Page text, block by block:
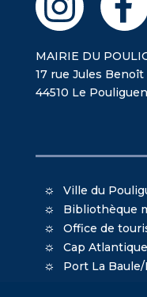
MAIRIE DU
17 rue Jules Benoît
44510 Le Pouliguen
Ville du
Bibliothèque
Office de
Cap Atlantique
Port La